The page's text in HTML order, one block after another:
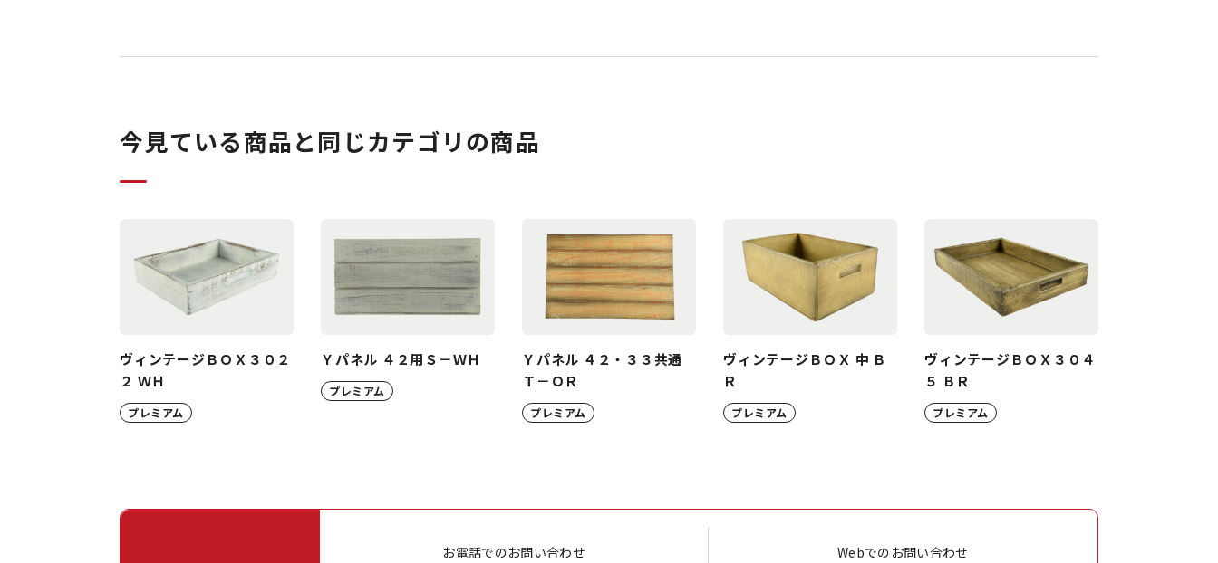
今見ている商品と同じカテゴリの商品
ヴィンテージＢＯＸ３０２
２ ＷＨ
プレミアム
Ｙパネル ４２用Ｓ－ＷＨ
プレミアム
Ｙパネル ４２・３３共通
Ｔ－ＯＲ
プレミアム
ヴィンテージＢＯＸ 中 Ｂ
Ｒ
プレミアム
ヴィンテージＢＯＸ３０４
５ ＢＲ
プレミアム
お電話でのお問い合わせ Webでのお問い合わせ